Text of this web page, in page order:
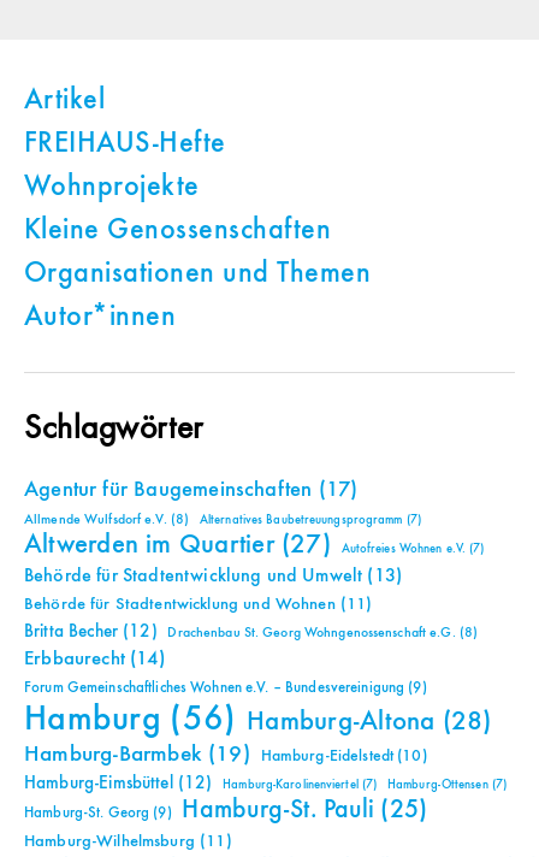
Artikel
FREIHAUS-Hefte
Wohnprojekte
Kleine Genossenschaften
Organisationen und Themen
Autor*innen
Schlagwörter
Agentur für Baugemeinschaften (17)
Allmende Wulfsdorf e.V. (8) Alternatives Baubetreuungsprogramm (7)
Altwerden im Quartier(27) Autofreies Wohnen e.V. (7)
Behörde für Stadtentwicklung und Umwelt (13)
Behörde für Stadtentwicklung und Wohnen(11)
Britta Becher(12) Drachenbau St. Georg Wohngenossenschaft e.G. (8)
Erbbaurecht(14)
Forum Gemeinschaftliches Wohnen e.V. – Bundesvereinigung (9)
Hamburg (56) Hamburg-Altona (28)
Hamburg-Barmbek(19) Hamburg-Eidelstedt(10)
Hamburg-Eimsbüttel (12) Hamburg-Karolinenviertel (7) Hamburg-Ottensen(7)
Hamburg-St. Georg (9) Hamburg-St. Pauli (25)
Hamburg-Wilhelmsburg (11)